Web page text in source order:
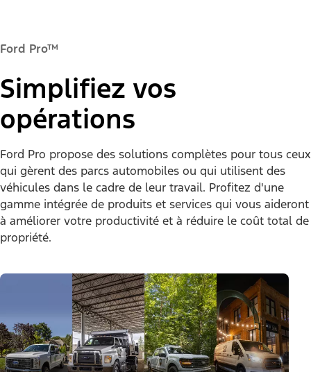
Ford Pro™
Simplifiez vos
opérations
Ford Pro propose des solutions complètes pour tous ceux
qui gèrent des parcs automobiles ou qui utilisent des
véhicules dans le cadre de leur travail. Profitez d'une
gamme intégrée de produits et services qui vous aideront
à améliorer votre productivité et à réduire le coût total de
propriété.